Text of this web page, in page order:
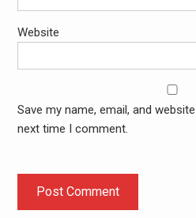
Website
Save my name, email, and
next time I comment.